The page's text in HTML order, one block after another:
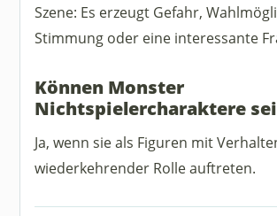
Szene: Es erzeugt Gefahr,
Stimmung oder eine interessante
Können Monster
Nichtspielercharaktere
Ja, wenn sie als Figuren mit
wiederkehrender Rolle auftreten.